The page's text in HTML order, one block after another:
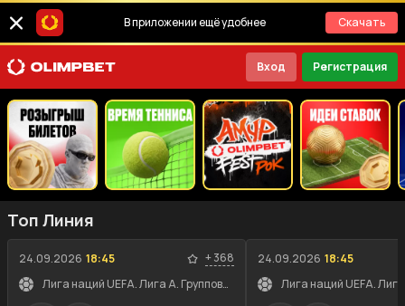
В приложении ещё удобнее Скачать
Вход Регистрация
Топ Линия
24.09.2026 18:45 +368
Лига наций UEFA. Лига A. Групповой этап
24.09.2026 18:45